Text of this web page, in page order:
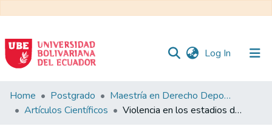
Log In (current)
Communities
&
Home Postgrado
Maestría en Derecho Deportivo
Artículos Científicos
Violencia en los estadios de fútbol en Ecuador Causas, manifestaciones y estrategias de prevención